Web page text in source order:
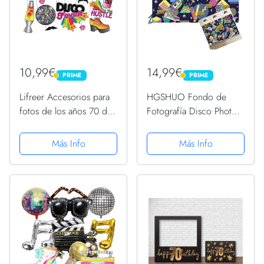
10,99€ PRIME
PRIME
Lifreer Accesorios para
fotos de los años 70 de
de discoteca, temática
de bote, 20 unidades,
accesorios para
Más Info
14,99€ PRIME
PRIME
HGSHUO Fondo de
Fotografía Disco Photo
Decoración 70 Años 80
Años 90 Años Pancarta
Happy Birthday Banner
Fiesta de...
Más Info